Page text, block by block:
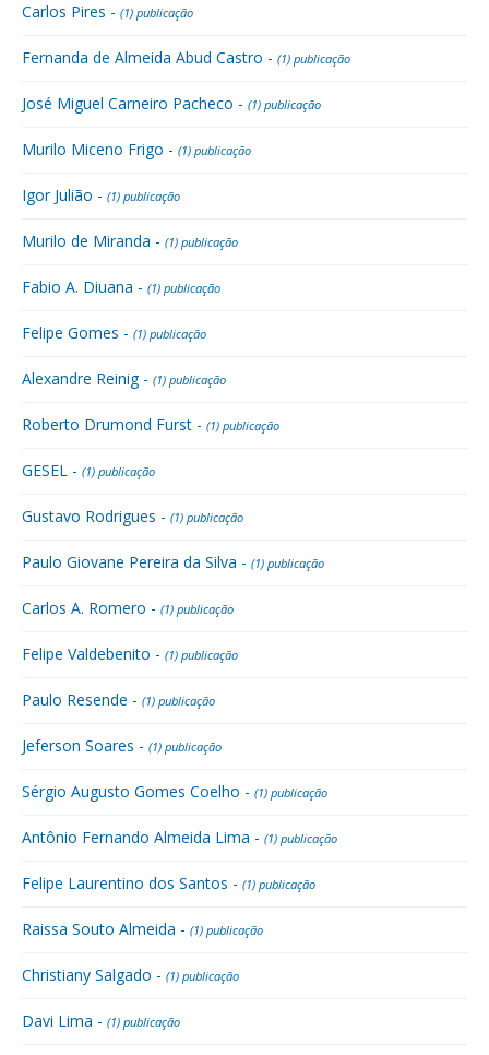
Carlos Pires - (1) publicação
Fernanda de Almeida Abud Castro - (1) publicação
José Miguel Carneiro Pacheco - (1) publicação
Murilo Miceno Frigo - (1) publicação
Igor Julião - (1) publicação
Murilo de Miranda - (1) publicação
Fabio A. Diuana - (1) publicação
Felipe Gomes - (1) publicação
Alexandre Reinig - (1) publicação
Roberto Drumond Furst - (1) publicação
GESEL - (1) publicação
Gustavo Rodrigues - (1) publicação
Paulo Giovane Pereira da Silva - (1) publicação
Carlos A. Romero - (1) publicação
Felipe Valdebenito - (1) publicação
Paulo Resende - (1) publicação
Jeferson Soares - (1) publicação
Sérgio Augusto Gomes Coelho - (1) publicação
Antônio Fernando Almeida Lima - (1) publicação
Felipe Laurentino dos Santos - (1) publicação
Raissa Souto Almeida - (1) publicação
Christiany Salgado - (1) publicação
Davi Lima - (1) publicação